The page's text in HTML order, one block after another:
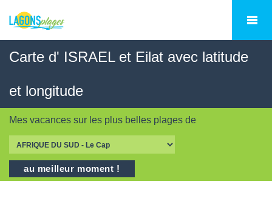
Carte d' ISRAEL et Eilat avec latitude
et longitude
Mes vacances sur les plus belles plages de
au meilleur moment !